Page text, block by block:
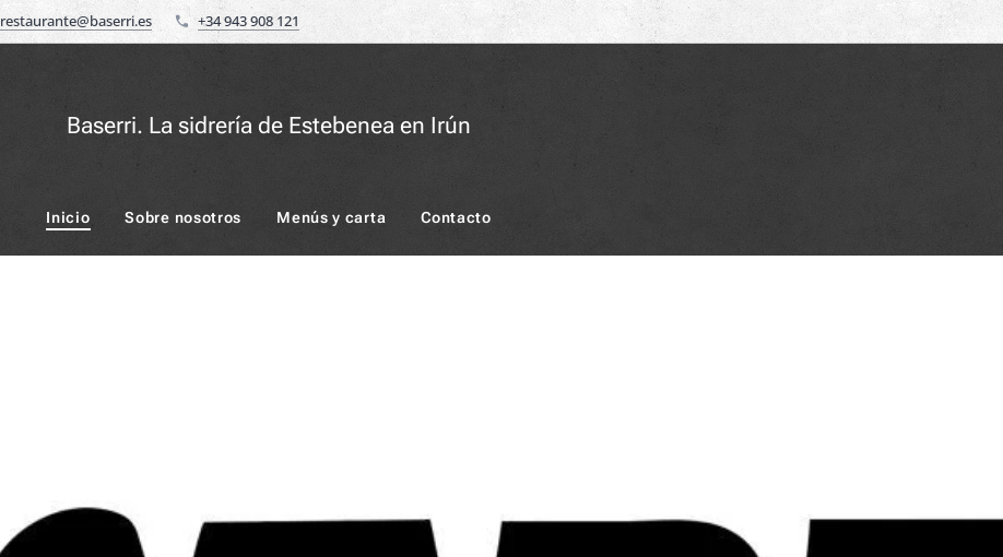
restaurante@baserri.es +34 943 908 121
Baserri. La sidrería de Estebenea en Irún
Inicio Sobre nosotros Menús y carta Contacto